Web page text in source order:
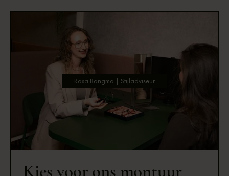
Kies voor ons montuur
Rosa Bangma | Stijladviseur